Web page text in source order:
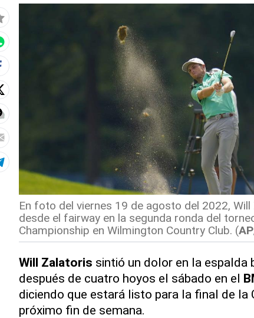
En foto del viernes 19 de agosto del 2022,
desde el fairway en la segunda ronda del
Championship en Wilmington Country Club. (
Will Zalatoris sintió un dolor en la espalda
después de cuatro hoyos el sábado en el
diciendo que estará listo para la final de la
próximo fin de semana.